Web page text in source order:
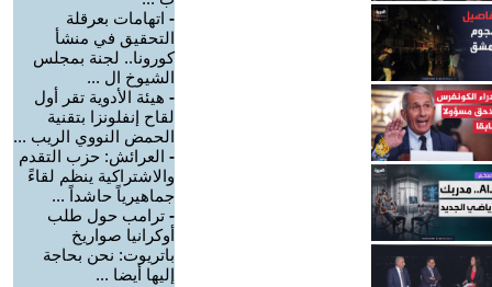
- اتهامات بعرقلة
التحقيق في منشأ
كورونا.. لجنة بمجلس
الشيوخ ال ...
- هيئة الأدوية تقر أول
لقاح إنفلونزا بتقنية
الحمض النووي الريب ...
- العرائش: حزب التقدم
والاشتراكية ينظم لقاءً
جماهيرياً حاشداً ...
- ترامب حول طلب
أوكرانيا صواريخ
باتريوت: نحن بحاجة
إليها أيضا ...